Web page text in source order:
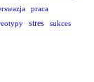
praca
stres sukces